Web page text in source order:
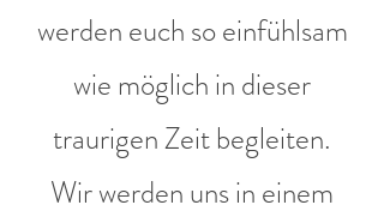
werden euch so einfühlsam
wie möglich in dieser
traurigen Zeit begleiten.
Wir werden uns in einem